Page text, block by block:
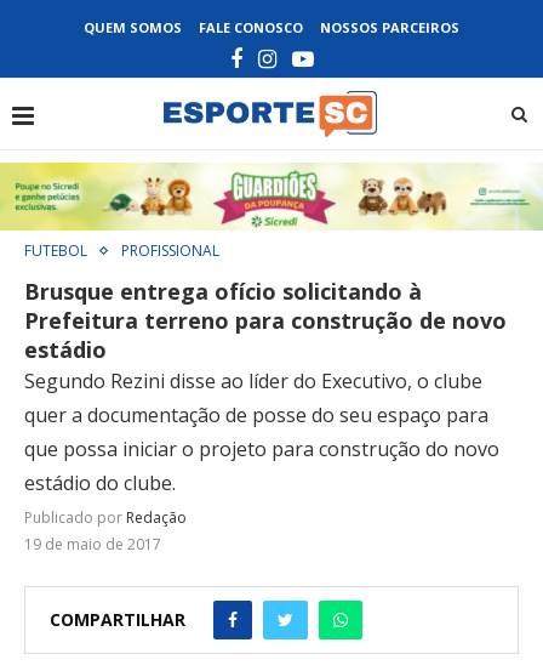
QUEM SOMOS FALE CONOSCO NOSSOS PARCEIROS
FUTEBOL PROFISSIONAL
Brusque entrega ofício solicitando à
Prefeitura terreno para construção de novo
estádio
Segundo Rezini disse ao líder do Executivo, o clube
quer a documentação de posse do seu espaço para
que possa iniciar o projeto para construção do novo
estádio do clube.
Publicado por Redação
19 de maio de 2017
COMPARTILHAR